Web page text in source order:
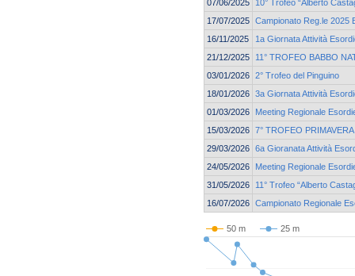
07/06/2025
10° Trofeo “Alberto
17/07/2025 Campionato Reg.le 2025
16/11/2025
1a Giornata Attività
21/12/2025
11° TROFEO BABBO
03/01/2026 2° Trofeo del Pinguino
18/01/2026 3a Giornata Attività
01/03/2026
Meeting Regionale
15/03/2026 7° TROFEO
29/03/2026 6a Gioranata Attività
24/05/2026
Meeting Regionale
31/05/2026
11° Trofeo “Alberto
16/07/2026 Campionato Regionale
50 m 25 m